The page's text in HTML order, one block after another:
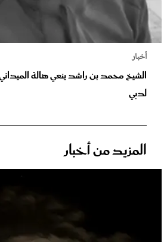
أخبار
الشيخ محمد بن راشد ينعي هالة
لدبي
المزيد من أخبار